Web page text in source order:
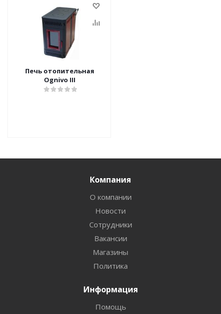
Печь отопительная
Ognivo III
Компания
О компании
Новости
Сотрудники
Вакансии
Магазины
Политика
Информация
Помощь